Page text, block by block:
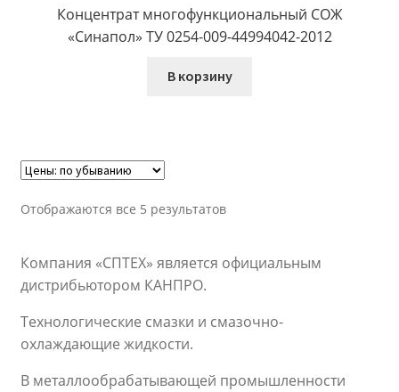
Концентрат многофункциональный СОЖ
«Синапол» ТУ 0254-009-44994042-2012
В корзину
Отображаются все 5 результатов
Компания «СПТЕХ» является официальным
дистрибьютором КАНПРО.
Технологические смазки и смазочно-
охлаждающие жидкости.
В металлообрабатывающей промышленности